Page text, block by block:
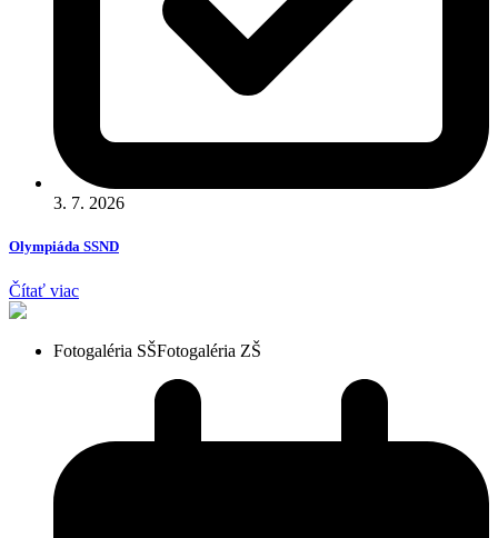
3. 7. 2026
Olympiáda SSND
Čítať viac
Fotogaléria SŠFotogaléria ZŠ